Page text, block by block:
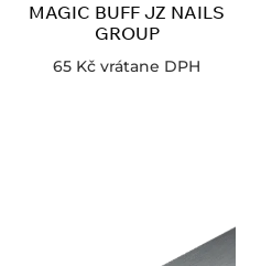
MAGIC BUFF JZ NAILS
GROUP
65 Kč vrátane DPH